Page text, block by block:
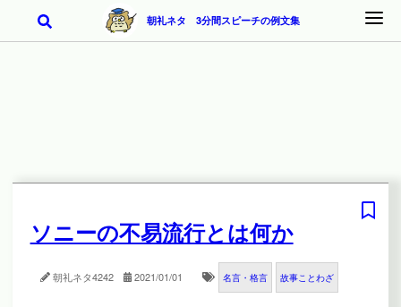
朝礼ネタ 3分間スピーチの例文集
ソニーの不易流行とは何か
朝礼ネタ4242 2021/01/01 名言・格言 故事ことわざ